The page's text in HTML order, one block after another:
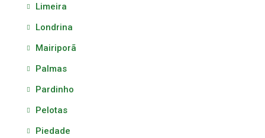
Limeira
Londrina
Mairiporã
Palmas
Pardinho
Pelotas
Piedade